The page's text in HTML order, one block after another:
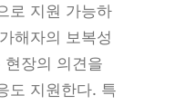
로 지원 가능하
해자의 보복성
장의 의견을
도 지원한다. 특